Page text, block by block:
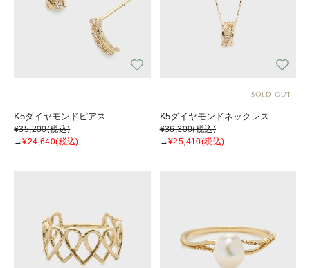
K5ダイヤモンドピアス
¥35,200(税込)
→¥24,640(税込)
SOLD OUT
K5ダイヤモンドネックレス
¥36,300(税込)
→¥25,410(税込)